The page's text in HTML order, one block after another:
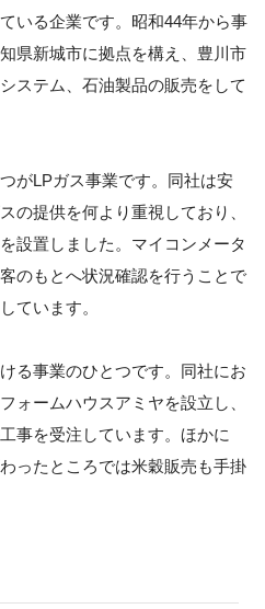
いる企業です。昭和44年から事
県新城市に拠点を構え、豊川市
ステム、石油製品の販売をして
がLPガス事業です。同社は安
の提供を何より重視しており、
設置しました。マイコンメータ
のもとへ状況確認を行うことで
ています。
る事業のひとつです。同社にお
ォームハウスアミヤを設立し、
事を受注しています。ほかに
ったところでは米穀販売も手掛